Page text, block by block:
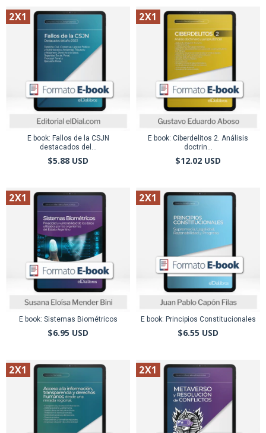
2X1
E book: Fallos de la CSJN
destacados del...
$5.88 USD
2X1
E book: Ciberdelitos 2. Análisis
doctrin...
$12.02 USD
2X1
E book: Sistemas Biométricos
$6.95 USD
2X1
E book: Principios Constitucionales
$6.55 USD
2X1 2X1